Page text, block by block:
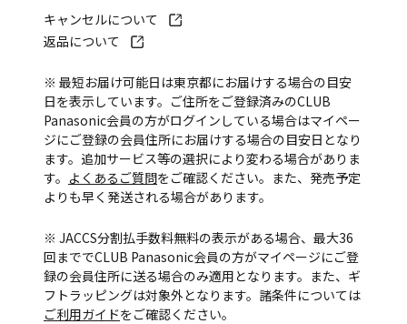
キャンセルについて
返品について
※ 最短お届け可能日は東京都にお届けする場合の目安
日を表示しています。ご住所をご登録済みのCLUB
Panasonic会員の方がログインしている場合はマイペー
ジにご登録の会員住所にお届けする場合の目安日となり
ます。追加サービス等の選択により変わる場合がありま
す。 よくあるご質問をご確認ください。また、発売予定
よりも早く発送される場合があります。
※ JACCS分割払手数料無料の表示がある場合、最大36
回まででCLUB Panasonic会員の方がマイページにご登
録の会員住所に送る場合のみ適用となります。また、ギ
フトラッピングは対象外となります。諸条件については
ご利用ガイドをご確認ください。